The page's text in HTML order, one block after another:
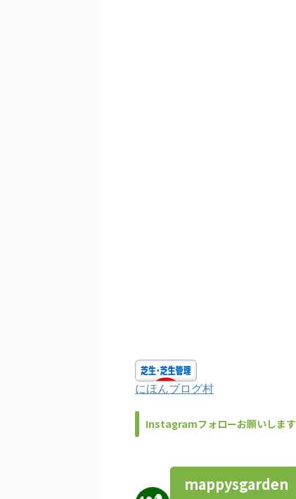
にほんブログ村
Instagramフォローお願いします
mappysgarden